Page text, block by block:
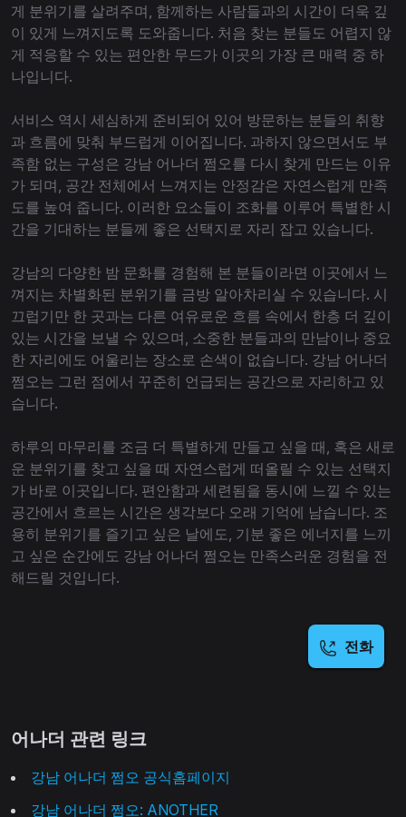
게 분위기를 살려주며, 함께하는 사람들과의 시간이 더욱 깊
이 있게 느껴지도록 도와줍니다. 처음 찾는 분들도 어렵지 않
게 적응할 수 있는 편안한 무드가 이곳의 가장 큰 매력 중 하
나입니다.
서비스 역시 세심하게 준비되어 있어 방문하는 분들의 취향
과 흐름에 맞춰 부드럽게 이어집니다. 과하지 않으면서도 부
족함 없는 구성은 강남 어나더 쩜오를 다시 찾게 만드는 이유
가 되며, 공간 전체에서 느껴지는 안정감은 자연스럽게 만족
도를 높여 줍니다. 이러한 요소들이 조화를 이루어 특별한 시
간을 기대하는 분들께 좋은 선택지로 자리 잡고 있습니다.
강남의 다양한 밤 문화를 경험해 본 분들이라면 이곳에서 느
껴지는 차별화된 분위기를 금방 알아차리실 수 있습니다. 시
끄럽기만 한 곳과는 다른 여유로운 흐름 속에서 한층 더 깊이
있는 시간을 보낼 수 있으며, 소중한 분들과의 만남이나 중요
한 자리에도 어울리는 장소로 손색이 없습니다. 강남 어나더
쩜오는 그런 점에서 꾸준히 언급되는 공간으로 자리하고 있
습니다.
하루의 마무리를 조금 더 특별하게 만들고 싶을 때, 혹은 새로
운 분위기를 찾고 싶을 때 자연스럽게 떠올릴 수 있는 선택지
가 바로 이곳입니다. 편안함과 세련됨을 동시에 느낄 수 있는
공간에서 흐르는 시간은 생각보다 오래 기억에 남습니다. 조
용히 분위기를 즐기고 싶은 날에도, 기분 좋은 에너지를 느끼
고 싶은 순간에도 강남 어나더 쩜오는 만족스러운 경험을 전
해드릴 것입니다.
전화
어나더 관련 링크
강남 어나더 쩜오 공식홈페이지
강남 어나더 쩜오: ANOTHER